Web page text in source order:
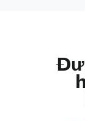
chúng tôi.